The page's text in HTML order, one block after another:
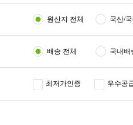
원산지 전체 국산/
배송 전체 국내배
최저가인증 우수공